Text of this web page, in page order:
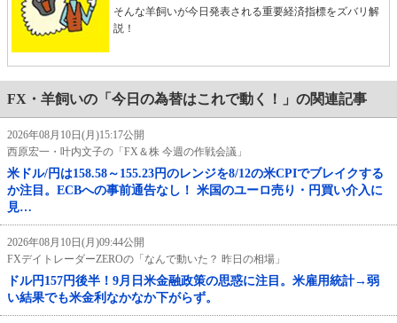
そんな羊飼いが今日発表される重要経済指標をズバリ解
説！
FX・羊飼いの「今日の為替はこれで動く！」の関連記事
2026年08月10日(月)15:17公開
西原宏一・叶内文子の「FX＆株 今週の作戦会議」
米ドル/円は158.58～155.23円のレンジを8/12の米CPIでブレイクする
か注目。ECBへの事前通告なし！ 米国のユーロ売り・円買い介入に
見…
2026年08月10日(月)09:44公開
FXデイトレーダーZEROの「なんで動いた？ 昨日の相場」
ドル円157円後半！9月日米金融政策の思惑に注目。米雇用統計→弱
い結果でも米金利なかなか下がらず。